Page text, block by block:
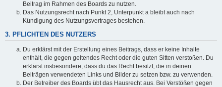
Beitrag im Rahmen des Boards zu nutzen.
Das Nutzungsrecht nach Punkt 2, Unterpunkt a bleibt auch nach
Kündigung des Nutzungsvertrages bestehen.
3. PFLICHTEN DES NUTZERS
Du erklärst mit der Erstellung eines Beitrags, dass er keine Inhalte
enthält, die gegen geltendes Recht oder die guten Sitten verstoßen. Du
erklärst insbesondere, dass du das Recht besitzt, die in deinen
Beiträgen verwendeten Links und Bilder zu setzen bzw. zu verwenden.
Der Betreiber des Boards übt das Hausrecht aus. Bei Verstößen gegen